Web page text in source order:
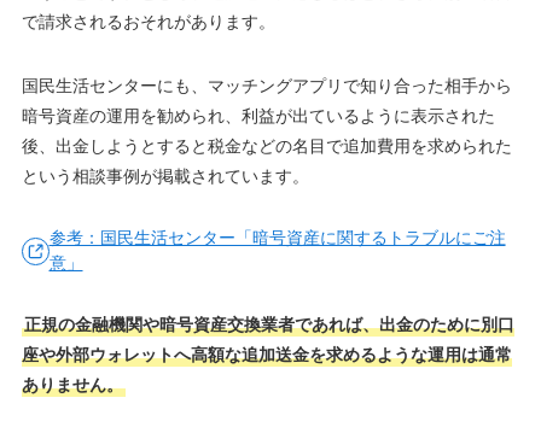
で請求されるおそれがあります。
国民生活センターにも、マッチングアプリで知り合った相手から
暗号資産の運用を勧められ、利益が出ているように表示された
後、出金しようとすると税金などの名目で追加費用を求められた
という相談事例が掲載されています。
参考：国民生活センター「暗号資産に関するトラブルにご注
意」
正規の金融機関や暗号資産交換業者であれば、出金のために別口
座や外部ウォレットへ高額な追加送金を求めるような運用は通常
ありません。